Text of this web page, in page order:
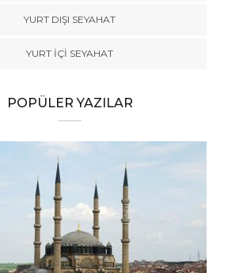
YURT DIŞI SEYAHAT
YURT İÇİ SEYAHAT
POPÜLER YAZILAR